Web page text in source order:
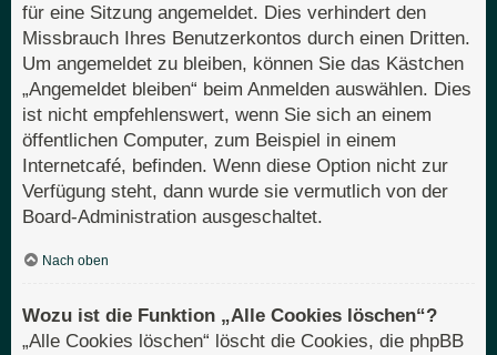
für eine Sitzung angemeldet. Dies verhindert den
Missbrauch Ihres Benutzerkontos durch einen Dritten.
Um angemeldet zu bleiben, können Sie das Kästchen
„Angemeldet bleiben“ beim Anmelden auswählen. Dies
ist nicht empfehlenswert, wenn Sie sich an einem
öffentlichen Computer, zum Beispiel in einem
Internetcafé, befinden. Wenn diese Option nicht zur
Verfügung steht, dann wurde sie vermutlich von der
Board-Administration ausgeschaltet.
Nach oben
Wozu ist die Funktion „Alle Cookies löschen“?
„Alle Cookies löschen“ löscht die Cookies, die phpBB